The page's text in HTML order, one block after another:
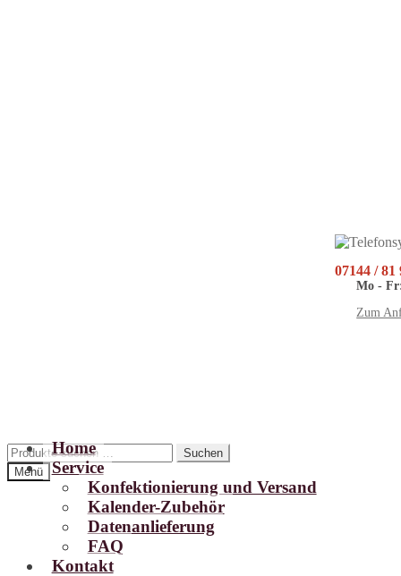
Zur
Navigation
springen
Zum
Inhalt
springen
Suchen
nach:
Suchen
Menü
Home
Service
Konfektionierung und Versand
Kalender-Zubehör
Datenanlieferung
FAQ
Kontakt
07144 / 81
Mo -
Zum